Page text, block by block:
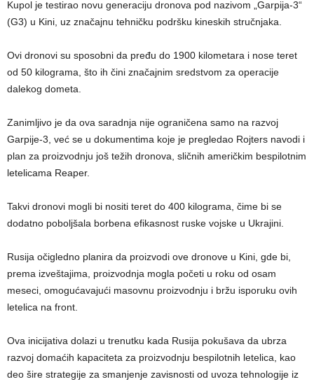
Kupol je testirao novu generaciju dronova pod nazivom „Garpija-3“
(G3) u Kini, uz značajnu tehničku podršku kineskih stručnjaka.
Ovi dronovi su sposobni da pređu do 1900 kilometara i nose teret
od 50 kilograma, što ih čini značajnim sredstvom za operacije
dalekog dometa.
Zanimljivo je da ova saradnja nije ograničena samo na razvoj
Garpije-3, već se u dokumentima koje je pregledao Rojters navodi i
plan za proizvodnju još težih dronova, sličnih američkim bespilotnim
letelicama Reaper.
Takvi dronovi mogli bi nositi teret do 400 kilograma, čime bi se
dodatno poboljšala borbena efikasnost ruske vojske u Ukrajini.
Rusija očigledno planira da proizvodi ove dronove u Kini, gde bi,
prema izveštajima, proizvodnja mogla početi u roku od osam
meseci, omogućavajući masovnu proizvodnju i bržu isporuku ovih
letelica na front.
Ova inicijativa dolazi u trenutku kada Rusija pokušava da ubrza
razvoj domaćih kapaciteta za proizvodnju bespilotnih letelica, kao
deo šire strategije za smanjenje zavisnosti od uvoza tehnologije iz